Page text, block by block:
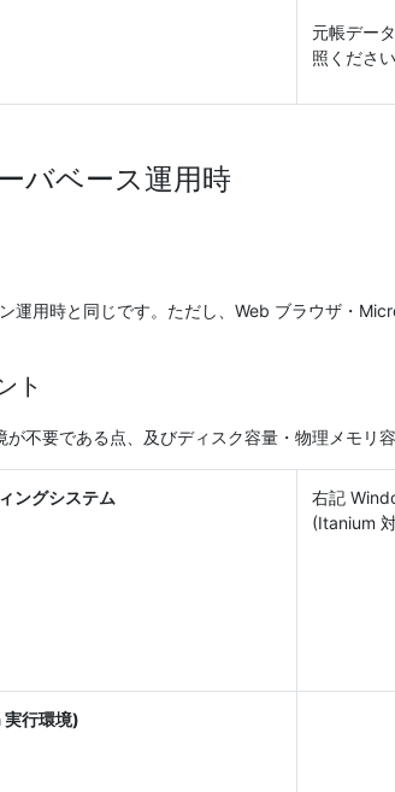
元帳デー
照ください
バベース運用時
運用時と同じです。ただし、Web ブラウザ・
ト
不要である点、及びディスク容量・物理メモリ
ングシステム
右記
(Itanium
行環境)